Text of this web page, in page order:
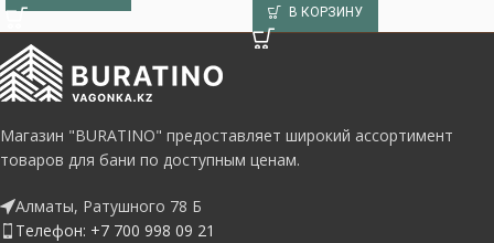
В КОРЗИНУ
Магазин "BURATINO" предоставляет широкий ассортимент
товаров для бани по доступным ценам.
Алматы, Ратушного 78 Б
Телефон: +7 700 998 09 21